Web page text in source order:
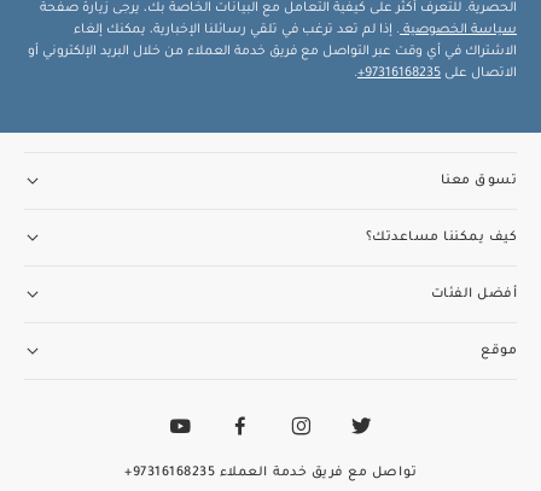
الحصرية. للتعرف أكثر على كيفية التعامل مع البيانات الخاصة بك، يرجى زيارة صفحة
سياسة الخصوصية . إذا لم تعد ترغب في تلقي رسائلنا الإخبارية، يمكنك إلغاء
الاشتراك في أي وقت عبر التواصل مع فريق خدمة العملاء من خلال البريد الإلكتروني أو
الاتصال على 97316168235+
.
تسوق معنا
كيف يمكننا مساعدتك؟
أفضل الفئات
موقع
تواصل مع فريق خدمة العملاء 97316168235+